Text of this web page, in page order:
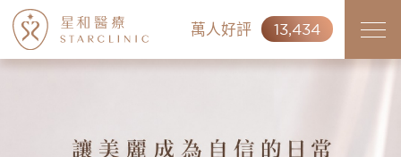
萬人好評 13,434